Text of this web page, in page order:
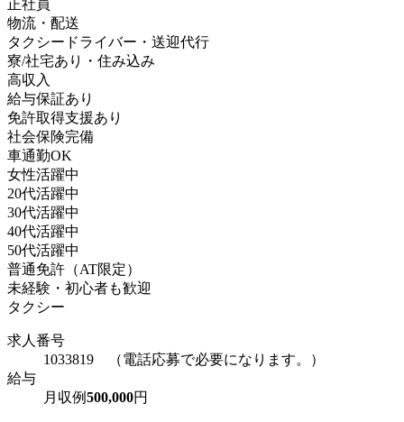
正社員
物流・配送
タクシードライバー・送迎代行
寮/社宅あり・住み込み
高収入
給与保証あり
免許取得支援あり
社会保険完備
車通勤OK
女性活躍中
20代活躍中
30代活躍中
40代活躍中
50代活躍中
普通免許（AT限定）
未経験・初心者も歓迎
タクシー
求人番号
1033819 （電話応募で必要になります。）
給与
月収例500,000円